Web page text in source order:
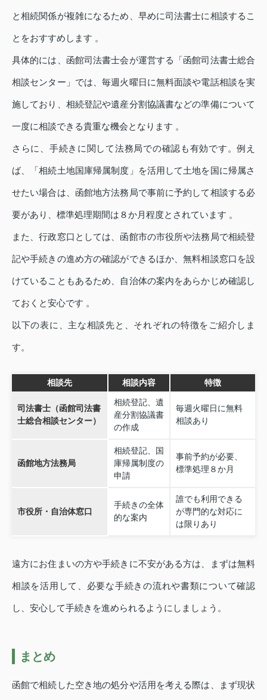
と相続関係が複雑になるため、早めに司法書士に相談するこ
とをおすすめします 。
具体的には、函館司法書士会が運営する「函館司法書士総合
相談センター」では、毎週火曜日に無料面談や電話相談を実
施しており、相続登記や遺産分割協議書などの準備について
一度に相談できる貴重な機会となります 。
さらに、手続きに関して法務局での確認も有効です。例え
ば、「相続土地国庫帰属制度」を活用して土地を国に帰属さ
せたい場合は、函館地方法務局で事前に予約して相談する必
要があり、標準処理期間は８か月程度とされています 。
また、行政窓口としては、函館市の市役所や法務局で相続登
記や手続きの進め方の確認ができるほか、無料相談窓口を設
けていることもあるため、自治体の案内をあらかじめ確認し
ておくと安心です 。
以下の表に、主な相談先と、それぞれの特徴をご紹介しま
す。
相談先 相談内容 特徴
司法書士（函館司法書
士総合相談センター）
相続登記、遺
産分割協議書
の作成
毎週火曜日に無料
相談あり
函館地方法務局
相続登記、国
庫帰属制度の
申請
事前予約が必要、
標準処理８か月
市役所・自治体窓口
手続きの全体
的な案内
誰でも利用できる
が専門的な対応に
は限りあり
遠方にお住まいの方や手続きに不安がある方は、まずは無料
相談を活用して、必要な手続きの流れや書類について確認
し、安心して手続きを進められるようにしましょう。
まとめ
函館で相続した空き地の処分や活用を考える際は、まず現状